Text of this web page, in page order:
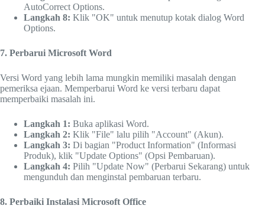
AutoCorrect Options.
Langkah 8: Klik "OK" untuk menutup kotak dialog Word
Options.
7. Perbarui Microsoft Word
Versi Word yang lebih lama mungkin memiliki masalah dengan
pemeriksa ejaan. Memperbarui Word ke versi terbaru dapat
memperbaiki masalah ini.
Langkah 1: Buka aplikasi Word.
Langkah 2: Klik "File" lalu pilih "Account" (Akun).
Langkah 3: Di bagian "Product Information" (Informasi
Produk), klik "Update Options" (Opsi Pembaruan).
Langkah 4: Pilih "Update Now" (Perbarui Sekarang) untuk
mengunduh dan menginstal pembaruan terbaru.
8. Perbaiki Instalasi Microsoft Office